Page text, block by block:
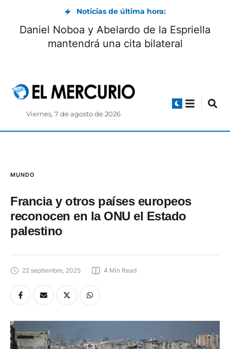
Noticias de última hora:
Daniel Noboa y Abelardo de la Espriella
mantendrá una cita bilateral
Viernes, 7 de agosto de 2026
MUNDO
Francia y otros países europeos
reconocen en la ONU el Estado
palestino
22 septiembre, 2025 4 Min Read